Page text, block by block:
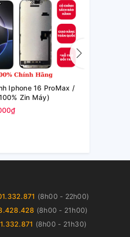
Iphone 16 ProMax /
Zin Máy)
(8h00 - 22h00)
(8h00 - 21h00)
(8h00 - 21h30)